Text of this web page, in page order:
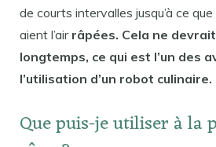
de courts intervalles jusqu’à ce
aient l’air râpées. Cela ne
longtemps, ce qui est l’un des
l’utilisation d’un robot culinaire.
Que puis-je utiliser à la